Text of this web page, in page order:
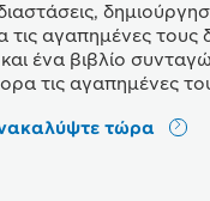
τις αγαπημένες τους
ένα βιβλίο
τις αγαπημένες
τώρα